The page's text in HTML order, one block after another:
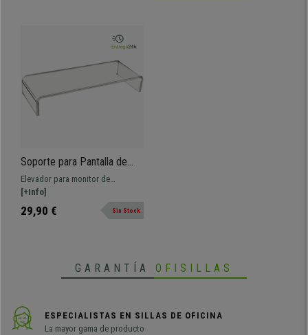
Soporte para Pantalla de
Ordenador, 52,8x19x8,9 cm,
Marco de Acrílico color
Elevador para monitor de
ordenador de dimensiones
52,8x19x8,9 cm. Superficie de
marco acrílico transparente.
[+Info]
29,90 € Sin Stock
GARANTÍA OFISILLAS
ESPECIALISTAS EN SILLAS DE OFICINA
La mayor gama de producto